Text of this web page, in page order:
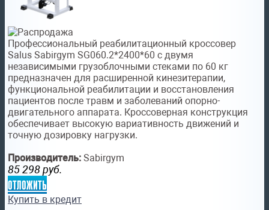
Профессиональный реабилитационный кроссовер
Salus Sabirgym SG060.2*2400*60 с двумя
независимыми грузоблочными стеками по 60 кг
предназначен для расширенной кинезитерапии,
функциональной реабилитации и восстановления
пациентов после травм и заболеваний опорно-
двигательного аппарата. Кроссоверная конструкция
обеспечивает высокую вариативность движений и
точную дозировку нагрузки.
Производитель: Sabirgym
85 298 руб.
отложить
Купить в кредит